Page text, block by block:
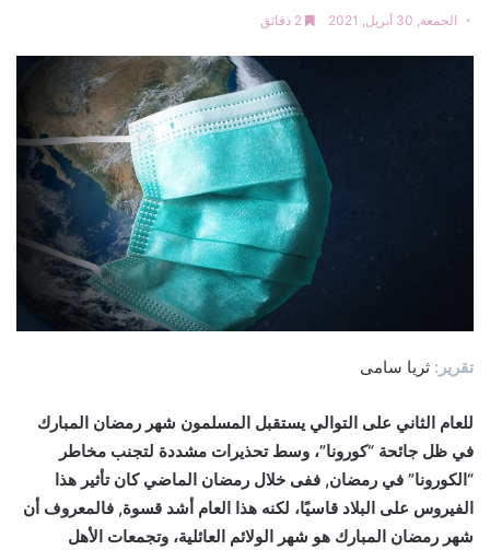
الجمعة, 30 أبريل, 2021
تقرير: ثريا سامى
للعام الثاني على التوالي يستقبل المسلمون شهر رمضان المبارك
في ظل جائحة “كورونا”، وسط تحذيرات مشددة لتجنب مخاطر
“الكورونا” في رمضان, ففى خلال رمضان الماضي كان تأثير هذا
الفيروس على البلاد قاسيًا، لكنه هذا العام أشد قسوة, فالمعروف أن
شهر رمضان المبارك هو شهر الولائم العائلية، وتجمعات الأهل